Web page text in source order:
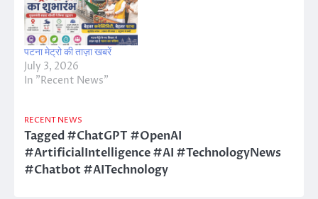
पटना मेट्रो की ताज़ा खबरें
July 3, 2026
In "Recent News"
RECENT NEWS
Tagged#ChatGPT #OpenAI
#ArtificialIntelligence #AI #TechnologyNews
#Chatbot #AITechnology